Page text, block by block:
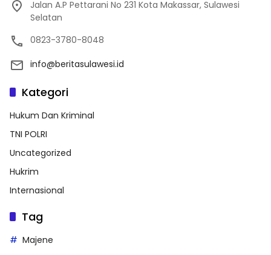
Jalan A.P Pettarani No 231 Kota Makassar, Sulawesi
Selatan
0823-3780-8048
info@beritasulawesi.id
Kategori
Hukum Dan Kriminal
TNI POLRI
Uncategorized
Hukrim
Internasional
Tag
Majene